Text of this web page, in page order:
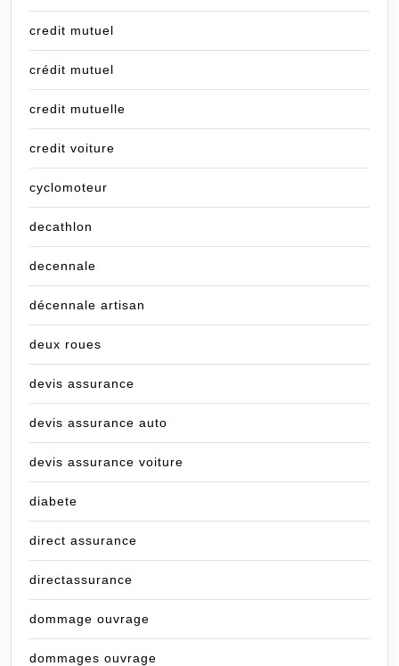
credit mutuel
crédit mutuel
credit mutuelle
credit voiture
cyclomoteur
decathlon
decennale
décennale artisan
deux roues
devis assurance
devis assurance auto
devis assurance voiture
diabete
direct assurance
directassurance
dommage ouvrage
dommages ouvrage